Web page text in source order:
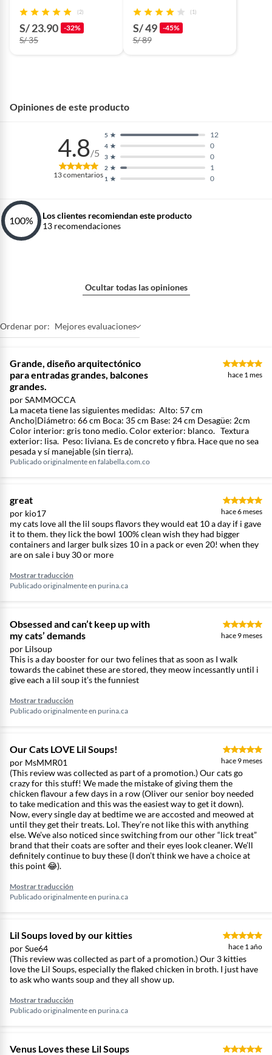
cm de alto - Ginebra
(2)
S/ 23.90 -32%
S/ 35
crema - Liriope 28 cm
(1)
S/ 49 -45%
S/ 89
Opiniones de este producto
4.8/5
13comentarios 1 0
2 1
3 0
4 0
5 12
100%
Los clientes recomiendan este producto
13 recomendaciones
Ocultar todas las opiniones
Ordenar por: Mejores evaluaciones
Grande, diseño arquitectónico
para entradas grandes, balcones
grandes.
por SAMMOCCA
hace 1 mes
La maceta tiene las siguientes medidas: Alto: 57 cm
Ancho|Diámetro: 66 cm Boca: 35 cm Base: 24 cm Desagüe: 2cm
Color interior: gris tono medio. Color exterior: blanco. Textura
exterior: lisa. Peso: liviana. Es de concreto y fibra. Hace que no sea
pesada y sí manejable (sin tierra).
Publicado originalmente en falabella.com.co
great
por kio17 hace 6 meses
my cats love all the lil soups flavors they would eat 10 a day if i gave
it to them. they lick the bowl 100% clean wish they had bigger
containers and larger bulk sizes 10 in a pack or even 20! when they
are on sale i buy 30 or more
Mostrar traducción
Publicado originalmente en purina.ca
Obsessed and can’t keep up with
my cats’ demands
por Lilsoup
hace 9 meses
This is a day booster for our two felines that as soon as I walk
towards the cabinet these are stored, they meow incessantly until i
give each a lil soup it’s the funniest
Mostrar traducción
Publicado originalmente en purina.ca
Our Cats LOVE Lil Soups!
por MsMMR01 hace 9 meses
(This review was collected as part of a promotion.) Our cats go
crazy for this stuff! We made the mistake of giving them the
chicken flavour a few days in a row (Oliver our senior boy needed
to take medication and this was the easiest way to get it down).
Now, every single day at bedtime we are accosted and meowed at
until they get their treats. Lol. They’re not like this with anything
else. We’ve also noticed since switching from our other “lick treat”
brand that their coats are softer and their eyes look cleaner. We’ll
definitely continue to buy these (I don’t think we have a choice at
this point 😂).
Mostrar traducción
Publicado originalmente en purina.ca
Lil Soups loved by our kitties
por Sue64 hace 1 año
(This review was collected as part of a promotion.) Our 3 kitties
love the Lil Soups, especially the flaked chicken in broth. I just have
to ask who wants soup and they all show up.
Mostrar traducción
Publicado originalmente en purina.ca
Venus Loves these Lil Soups